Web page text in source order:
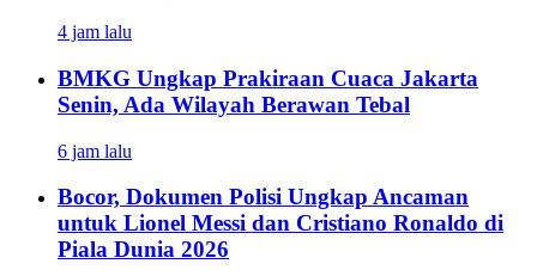
4 jam lalu
BMKG Ungkap Prakiraan Cuaca Jakarta
Senin, Ada Wilayah Berawan Tebal
6 jam lalu
Bocor, Dokumen Polisi Ungkap Ancaman
untuk Lionel Messi dan Cristiano Ronaldo di
Piala Dunia 2026